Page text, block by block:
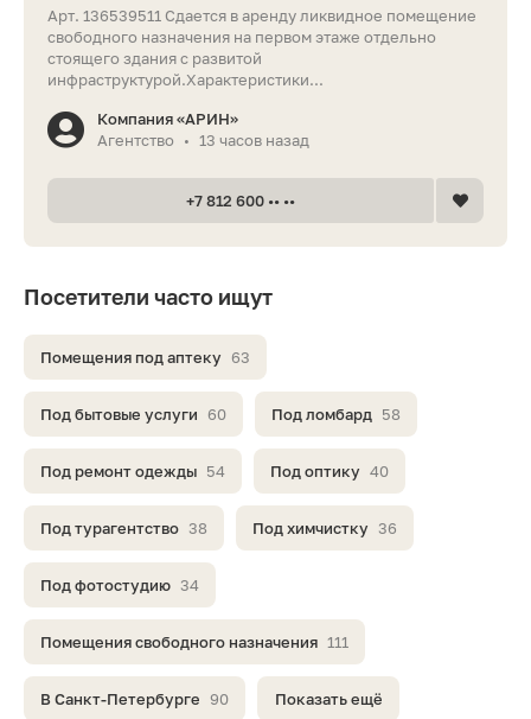
Посетители часто ищут
Помещения под аптеку 63
Под бытовые услуги 60 Под ломбард 58
Под ремонт одежды 54 Под оптику 40
Под турагентство 38 Под химчистку 36
Под фотостудию 34
Помещения свободного назначения 111
В Санкт-Петербурге 90 Показать ещё
Арт. 136539511 Сдается в аренду ликвидное помещение
свободного назначения на первом этаже отдельно
стоящего здания с развитой
инфраструктурой.Характеристики...
Компания «АРИН»
Агентство
• 13 часов назад
+7 812 600 •• ••